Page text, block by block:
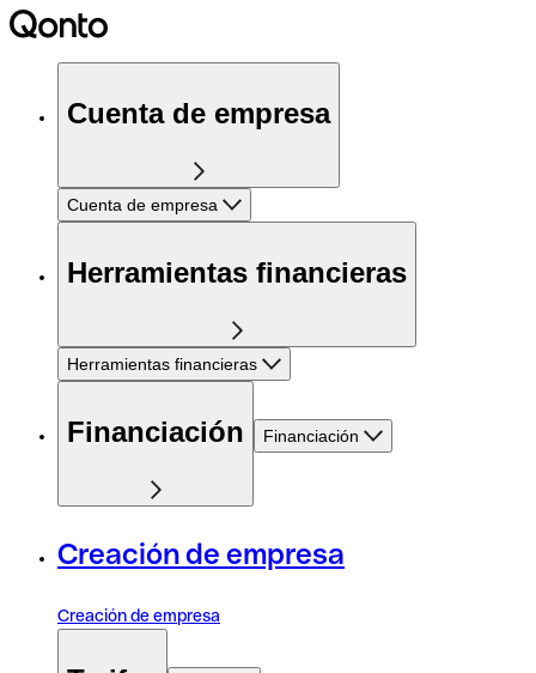
Cuenta de empresa
Cuenta de empresa
Herramientas financieras
Herramientas financieras
Financiación Financiación
Creación de empresa
Creación de empresa